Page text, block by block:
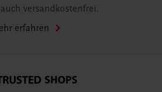
versandkostenfrei.
erfahren